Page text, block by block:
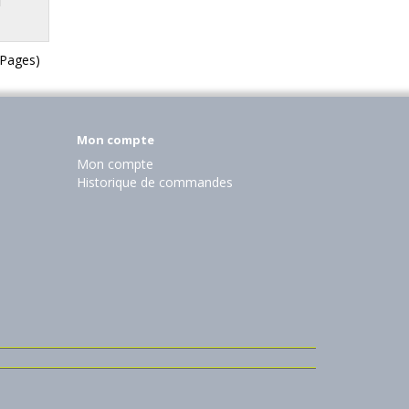
Mon compte
Mon compte
Historique de commandes